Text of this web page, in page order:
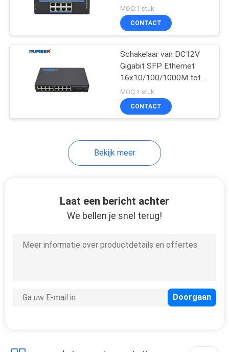
10/100/1000Mbps UTP
Port Converter Din Rail
Mount
MOQ:1 stuk
CONTACT
Schakelaar van DC12V
Gigabit SFP Ethernet
16x10/100/1000M tot
2x1000M SFP UTP
MOQ:1 stuk
CONTACT
Bekijk meer
Laat een bericht achter
We bellen je snel terug!